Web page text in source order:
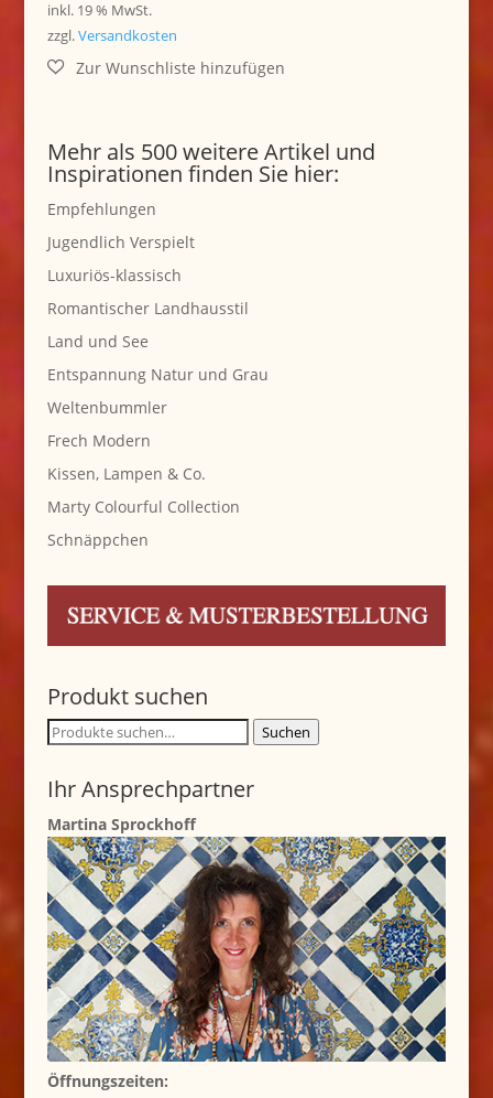
inkl. 19 % MwSt.
zzgl.Versandkosten
Mehr als 500 weitere Artikel und
Inspirationen finden Sie hier:
Empfehlungen
Jugendlich Verspielt
Luxuriös-klassisch
Romantischer Landhausstil
Land und See
Entspannung Natur und Grau
Weltenbummler
Frech Modern
Kissen, Lampen & Co.
Marty Colourful Collection
Schnäppchen
Produkt suchen
Suche
Suchen
Ihr Ansprechpartner
Martina Sprockhoff
Öffnungszeiten: